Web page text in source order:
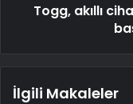
Togg, akıllı
İlgili Makaleler